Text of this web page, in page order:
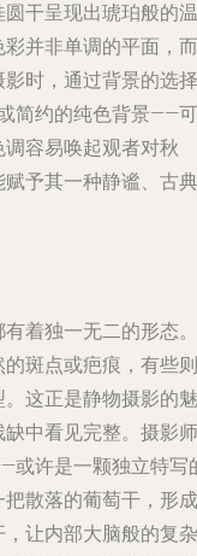
干呈现出琥珀般的温
并非单调的平面，而
时，通过背景的选择
简约的纯色背景——可
容易唤起观者对秋
予其一种静谧、古典
着独一无二的形态。
斑点或疤痕，有些则
这正是静物摄影的魅
中看见完整。摄影师
或许是一颗独立特写
散落的葡萄干，形成
让内部大脑般的复杂